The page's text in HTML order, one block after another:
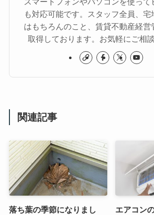
も対応可能です。スタッフ全員、宅
はもちろんのこと、賃貸不動産経営
取得しております。お気軽にご相談
関連記事
落ち葉の季節になりまし
エアコン